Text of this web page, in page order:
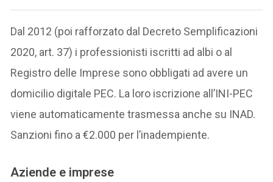
Dal 2012 (poi rafforzato dal Decreto Semplificazioni
2020, art. 37) i professionisti iscritti ad albi o al
Registro delle Imprese sono obbligati ad avere un
domicilio digitale PEC. La loro iscrizione all’INI-PEC
viene automaticamente trasmessa anche su INAD.
Sanzioni fino a €2.000 per l’inadempiente.
Aziende e imprese